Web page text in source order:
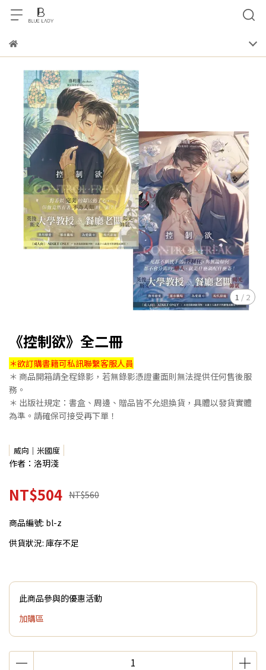
1 / 2
《控制欲》全二冊
＊欲訂購書籍可私訊聯繫客服人員
＊ 商品開箱請全程錄影，若無錄影憑證畫面則無法提供任何售後服
務。
＊ 出版社規定：書盒、周邊、贈品皆不允退換貨，具體以發貨實體
為準。請確保可接受再下單！
威向｜米國度
作者：洛玥淺
NT$504 NT$560
商品編號: bl-z
供貨狀況: 庫存不足
此商品參與的優惠活動
加購區